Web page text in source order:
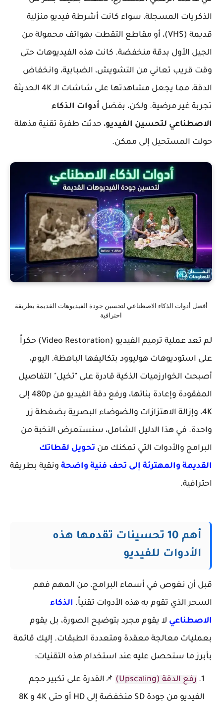
الذكريات المسجلة، سواء كانت أشرطة فيديو منزلية
قديمة (VHS)، أو مقاطع التقطت بهواتف محمولة من
الجيل الأول بدقة منخفضة. كانت هذه الفيديوهات حتى
وقت قريب تعاني من التشويش، الضبابية، وانخفاض
الدقة، مما يجعل مشاهدتها على شاشات الـ 4K الحديثة
تجربة غير مرضية. ولكن، بفضل أدوات الذكاء
الاصطناعي لتحسين الفيديو، حدثت طفرة تقنية مذهلة
حولت المستحيل إلى ممكن.
أفضل أدوات الذكاء الاصطناعي لتحسين جودة الفيديوهات القديمة بطريقة
احترافية
لم تعد عملية ترميم الفيديو (Video Restoration) حكراً
على استوديوهات هوليوود بتكاليفها الباهظة. اليوم،
أصبحت الخوارزميات الذكية قادرة على "تخيل" التفاصيل
المفقودة وإعادة بنائها، ورفع دقة الفيديو من 480p إلى
4K، وإزالة الاهتزازات والضوضاء البصرية بضغطة زر
واحدة. في هذا الدليل الشامل، سنستعرض النخبة من
البرامج والأدوات التي تمكنك من تحويل لقطاتك
القديمة والمهترئة إلى تحف فنية واضحة ونقية بطريقة
احترافية.
أهم 10 تحسينات تقدمها هذه
الأدوات للفيديو
قبل أن نغوص في أسماء البرامج، من المهم فهم
السحر الذي تقوم به هذه الأدوات تقنياً. الذكاء
الاصطناعي لا يقوم مجرد بتوضيح الصورة، بل يقوم
بعمليات معالجة معقدة ومتعددة الطبقات. إليك قائمة
بأبرز ما ستحصل عليه عند استخدام هذه التقنيات:
رفع الدقة (Upscaling)
📌القدرة على تكبير حجم
الفيديو من جودة SD منخفضة إلى HD أو حتى 4K و 8K